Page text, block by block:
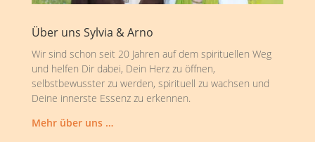
Über uns Sylvia & Arno
Wir sind schon seit 20 Jahren auf dem spirituellen Weg
und helfen Dir dabei, Dein Herz zu öffnen,
selbstbewusster zu werden, spirituell zu wachsen und
Deine innerste Essenz zu erkennen.
Mehr über uns …